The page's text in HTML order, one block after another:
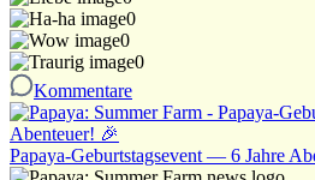
0
0
0
Kommentare
Papaya-Geburtstagsevent — 6 Jahre